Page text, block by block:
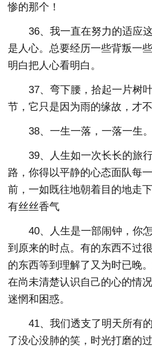
惨的那个！
36、我一直在努力的适应
是人心。总要经历一些背叛
明白把人心看明白。
37、弯下腰，拾起一片树
节，它只是因为雨的缘故，才
38、一生一落，一落一生。
39、人生如一次长长的旅
路，你得以平静的心态面队每
前，一如既往地朝着目的地走
有丝丝香气
40、人生是一部闹钟，你
到原来的时点。有的东西不过
的东西等到理解了又为时已晚
在尚未清楚认识自己的心的情
迷惘和困惑。
41、我们透支了明天所有
了没心没肺的笑，时光打磨的